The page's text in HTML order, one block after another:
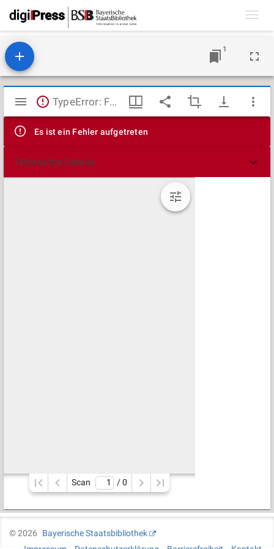
1
Mirador
Viewer
TypeError: Failed to fetch
Es ist ein Fehler aufgetreten
Technische Details
Scan / 0
©2026
Bayerische Staatsbibliothek